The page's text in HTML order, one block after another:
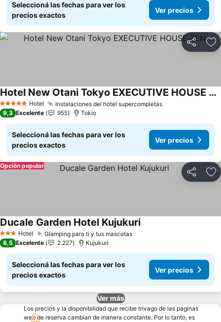
Seleccioná las fechas para ver los
precios exactos
Ver precios
Compartir
5 Estrellas Hotel Instalaciones del hotel supercompletas
Hotel New Otani Tokyo EXECUTIVE HOUSE ZEN
9,3 Excelente 955 Tokio
Seleccioná las fechas para ver los
precios exactos
Ver precios
Compartir
Opción popular
3 Estrellas
Hotel Glamping para ti y tus mascotas
Ducale Garden Hotel Kujukuri
8,5 Excelente 2.227 Kujukuri
Seleccioná las fechas para ver los
precios exactos
Ver precios
Ver más
Los precios y la disponibilidad que recibe trivago de las páginas
web de reserva cambian de manera constante. Por lo tanto, es